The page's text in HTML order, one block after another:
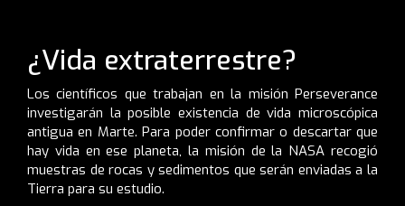
¿Vida extraterrestre?
Los científicos que trabajan en la misión Perseverance
investigarán la posible existencia de vida microscópica
antigua en Marte. Para poder confirmar o descartar que
hay vida en ese planeta, la misión de la NASA recogió
muestras de rocas y sedimentos que serán enviadas a la
Tierra para su estudio.